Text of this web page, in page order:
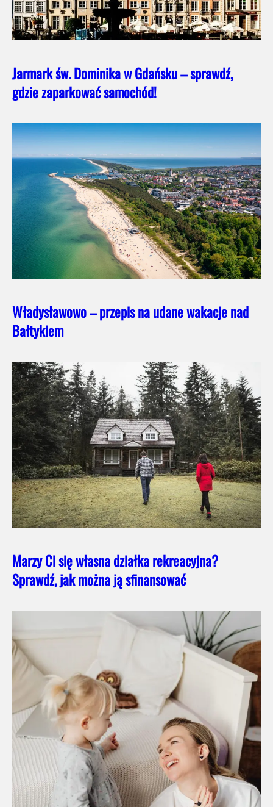
Jarmark św. Dominika w Gdańsku – sprawdź,
gdzie zaparkować samochód!
Władysławowo – przepis na udane wakacje nad
Bałtykiem
Marzy Ci się własna działka rekreacyjna?
Sprawdź, jak można ją sfinansować